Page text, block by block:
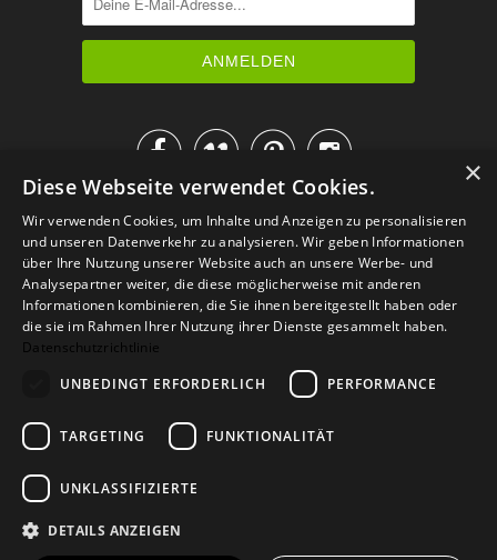

IM KATALOG BLÄTTERN
Versand Zahlarten
Retoure
Widerrufsformular
×
Diese Webseite verwendet Cookies.
Wir verwenden Cookies, um Inhalte und Anzeigen zu personalisieren
und unseren Datenverkehr zu analysieren. Wir geben Informationen
über Ihre Nutzung unserer Website auch an unsere Werbe- und
Analysepartner weiter, die diese möglicherweise mit anderen
Informationen kombinieren, die Sie ihnen bereitgestellt haben oder
die sie im Rahmen Ihrer Nutzung ihrer Dienste gesammelt haben.
Datenschutzrichtlinie
UNBEDINGT ERFORDERLICH
PERFORMANCE
TARGETING FUNKTIONALITÄT
UNKLASSIFIZIERTE
DETAILS ANZEIGEN